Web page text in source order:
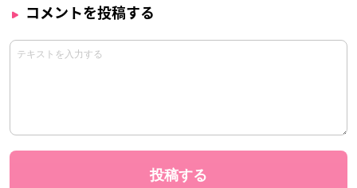
コメントを投稿する